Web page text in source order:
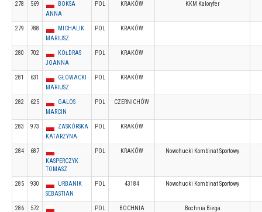
278 569
BOKSA
ANNA
POL KRAKÓW KKM Kaloryfer
279 788
MICHALIK
MARIUSZ
POL KRAKÓW
280 702
KOŁDRAS
JOANNA
POL KRAKÓW
281 631
GŁOWACKI
MARIUSZ
POL KRAKÓW
282 625
GALOS
MARCIN
POL CZERNICHÓW
283 973
ZASKÓRSKA
KATARZYNA
POL KRAKÓW
284
687
KASPERCZYK
TOMASZ
POL KRAKÓW Nowohucki Kombinat Sportowy
285 930
URBANIK
SEBASTIAN
POL 43184 Nowohucki Kombinat Sportowy
286
572
POL BOCHNIA Bochnia Biega